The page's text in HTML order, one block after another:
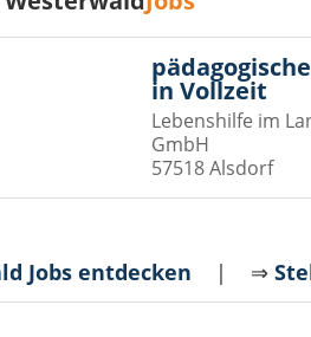
in Vollzeit
Lebenshilfe im
GmbH
57518 Alsdorf
Jobs entdecken | ⇒